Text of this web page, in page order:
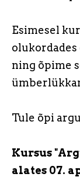
Esimesel
ning õpime
Tule õpi
Kursus
alates 07.